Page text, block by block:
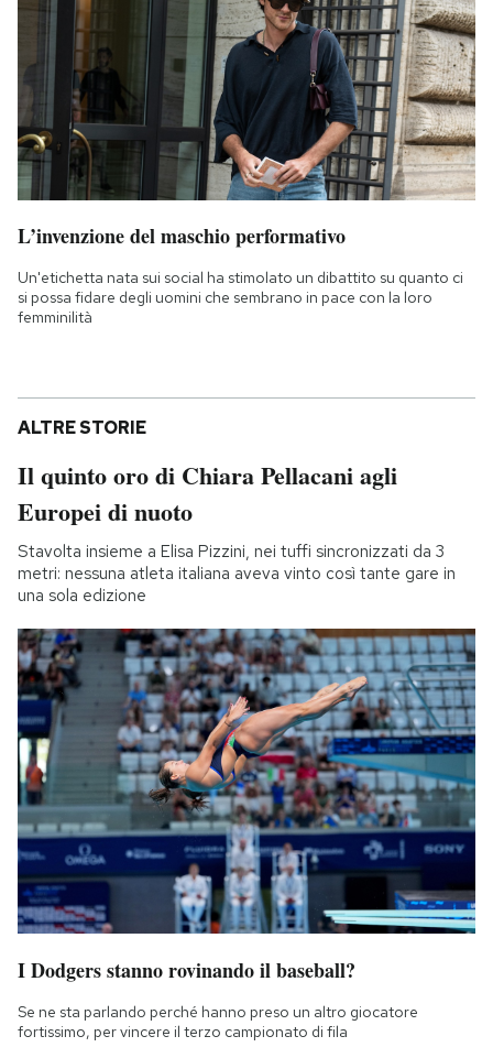
L’invenzione del maschio performativo
Un'etichetta nata sui social ha stimolato un dibattito su quanto ci
si possa fidare degli uomini che sembrano in pace con la loro
femminilità
ALTRE STORIE
Il quinto oro di Chiara Pellacani agli
Europei di nuoto
Stavolta insieme a Elisa Pizzini, nei tuffi sincronizzati da 3
metri: nessuna atleta italiana aveva vinto così tante gare in
una sola edizione
I Dodgers stanno rovinando il baseball?
Se ne sta parlando perché hanno preso un altro giocatore
fortissimo, per vincere il terzo campionato di fila